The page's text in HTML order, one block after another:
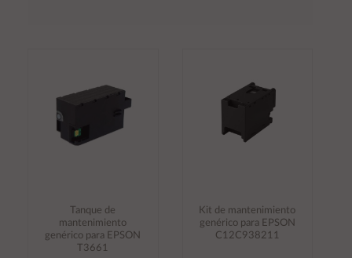
Tanque de
mantenimiento
genérico para EPSON
T3661
Kit de mantenimiento
genérico para EPSON
C12C938211